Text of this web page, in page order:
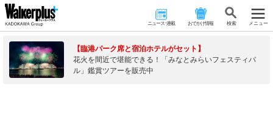
ニュース･連載 おでかけ情報 検 索 メニュー
【臨港パーク席と宿泊ホテルがセット】
花火を間近で堪能できる！「みなとみらいフェスティバ
ル」鑑賞ツアーを販売中